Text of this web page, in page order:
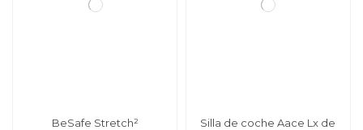
BeSafe Stretch²
Silla de coche Aace Lx de